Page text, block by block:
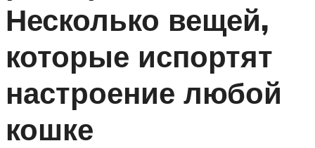
Несколько вещей,
которые испортят
настроение любой
кошке